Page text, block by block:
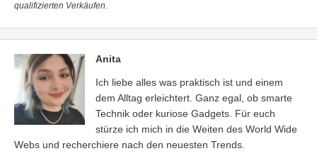
qualifizierten Verkäufen.
Anita
Ich liebe alles was praktisch ist und einem
dem Alltag erleichtert. Ganz egal, ob smarte
Technik oder kuriose Gadgets. Für euch
stürze ich mich in die Weiten des World Wide
Webs und recherchiere nach den neuesten Trends.